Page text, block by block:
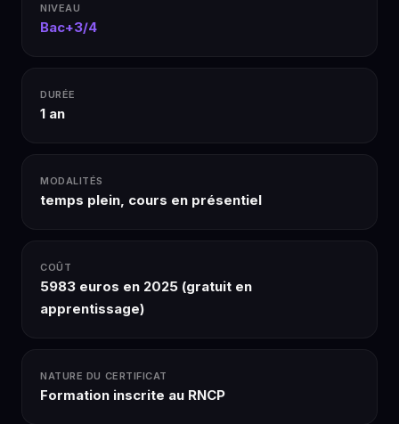
NIVEAU
Bac+3/4
DURÉE
1 an
MODALITÉS
temps plein, cours en présentiel
COÛT
5983 euros en 2025 (gratuit en
apprentissage)
NATURE DU CERTIFICAT
Formation inscrite au RNCP